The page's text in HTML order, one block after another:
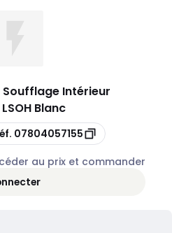
Soufflage Intérieur
Blanc
07804057155
au prix et commander